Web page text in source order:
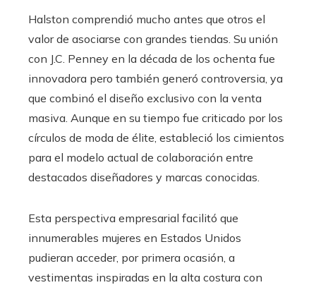
Halston comprendió mucho antes que otros el
valor de asociarse con grandes tiendas. Su unión
con J.C. Penney en la década de los ochenta fue
innovadora pero también generó controversia, ya
que combinó el diseño exclusivo con la venta
masiva. Aunque en su tiempo fue criticado por los
círculos de moda de élite, estableció los cimientos
para el modelo actual de colaboración entre
destacados diseñadores y marcas conocidas.
Esta perspectiva empresarial facilitó que
innumerables mujeres en Estados Unidos
pudieran acceder, por primera ocasión, a
vestimentas inspiradas en la alta costura con